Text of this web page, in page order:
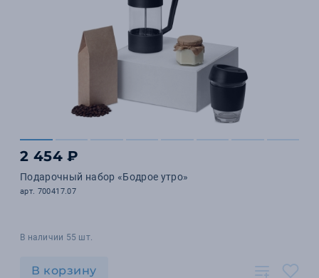
2 454 ₽
Подарочный набор «Бодрое утро»
арт. 700417.07
В наличии 55 шт.
В корзину